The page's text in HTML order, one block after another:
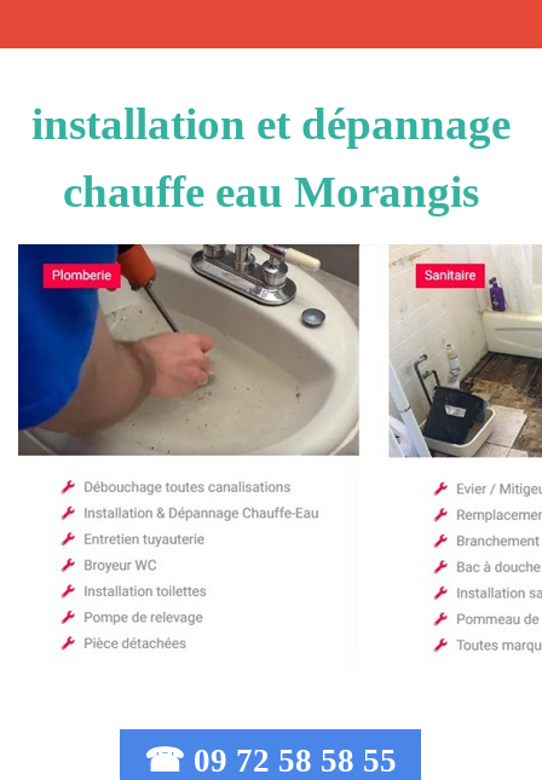
installation et dépannage
chauffe eau Morangis
☎ 09 72 58 58 55